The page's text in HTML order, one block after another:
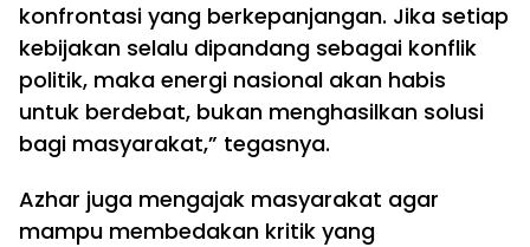
konfrontasi yang berkepanjangan. Jika setiap
kebijakan selalu dipandang sebagai konflik
politik, maka energi nasional akan habis
untuk berdebat, bukan menghasilkan solusi
bagi masyarakat,” tegasnya.
Azhar juga mengajak masyarakat agar
mampu membedakan kritik yang